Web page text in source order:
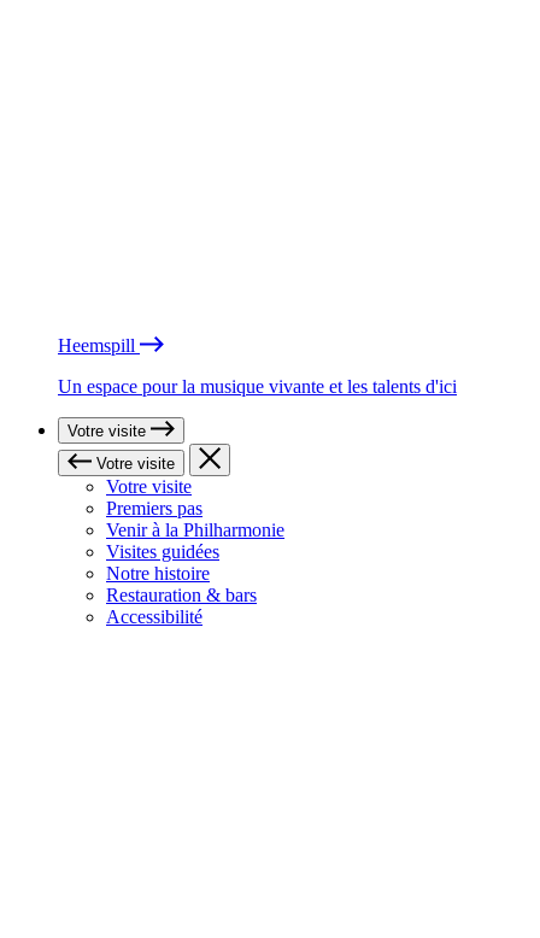
Heemspill
Un espace pour la musique vivante et les talents d'ici
Votre visite
Votre visite
Votre visite
Premiers pas
Venir à la Philharmonie
Visites guidées
Notre histoire
Restauration & bars
Accessibilité